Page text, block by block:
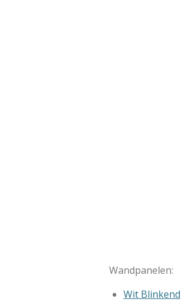
Wandpanelen:
Wit Blinkend